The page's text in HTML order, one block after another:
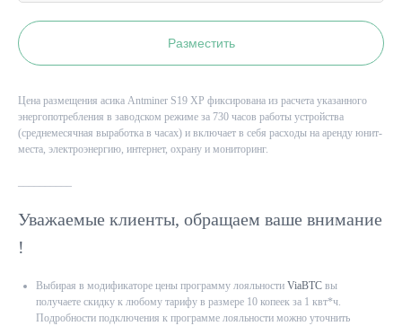
Разместить
Цена размещения асика Antminer S19 XP фиксирована из расчета указанного
энергопотребления в заводском режиме за 730 часов работы устройства
(среднемесячная выработка в часах) и включает в себя расходы на аренду юнит-
места, электроэнергию, интернет, охрану и мониторинг.
Уважаемые клиенты, обращаем ваше внимание
!
Выбирая в модификаторе цены программу лояльности ViaBTC вы
получаете скидку к любому тарифу в размере 10 копеек за 1 квт*ч.
Подробности подключения к программе лояльности можно уточнить